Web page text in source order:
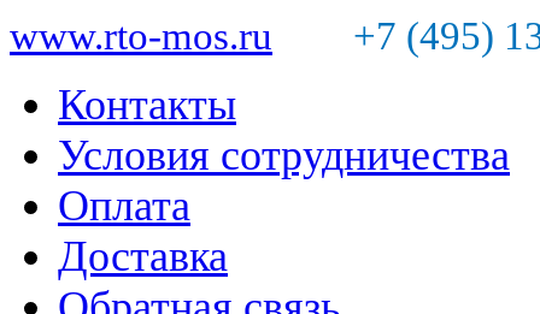
www.rto-mos.ru +7 (495)
Контакты
Условия сотрудничества
Оплата
Доставка